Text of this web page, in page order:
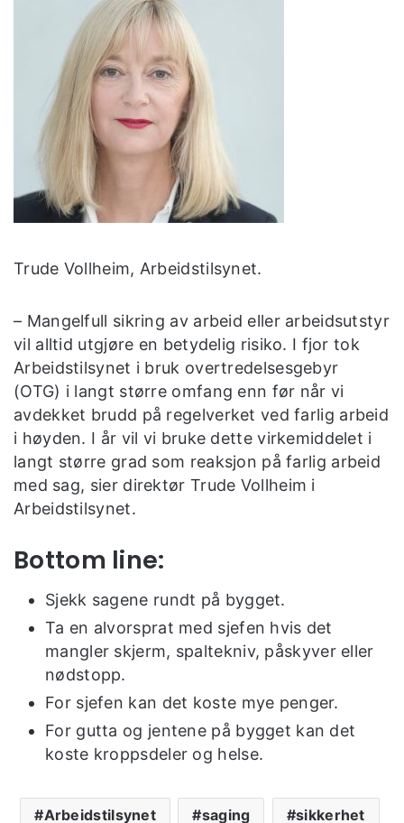
Trude Vollheim, Arbeidstilsynet.
– Mangelfull sikring av arbeid eller arbeidsutstyr
vil alltid utgjøre en betydelig risiko. I fjor tok
Arbeidstilsynet i bruk overtredelsesgebyr
(OTG) i langt større omfang enn før når vi
avdekket brudd på regelverket ved farlig arbeid
i høyden. I år vil vi bruke dette virkemiddelet i
langt større grad som reaksjon på farlig arbeid
med sag, sier direktør Trude Vollheim i
Arbeidstilsynet.
Bottom line:
Sjekk sagene rundt på bygget.
Ta en alvorsprat med sjefen hvis det
mangler skjerm, spaltekniv, påskyver eller
nødstopp.
For sjefen kan det koste mye penger.
For gutta og jentene på bygget kan det
koste kroppsdeler og helse.
Arbeidstilsynet saging sikkerhet